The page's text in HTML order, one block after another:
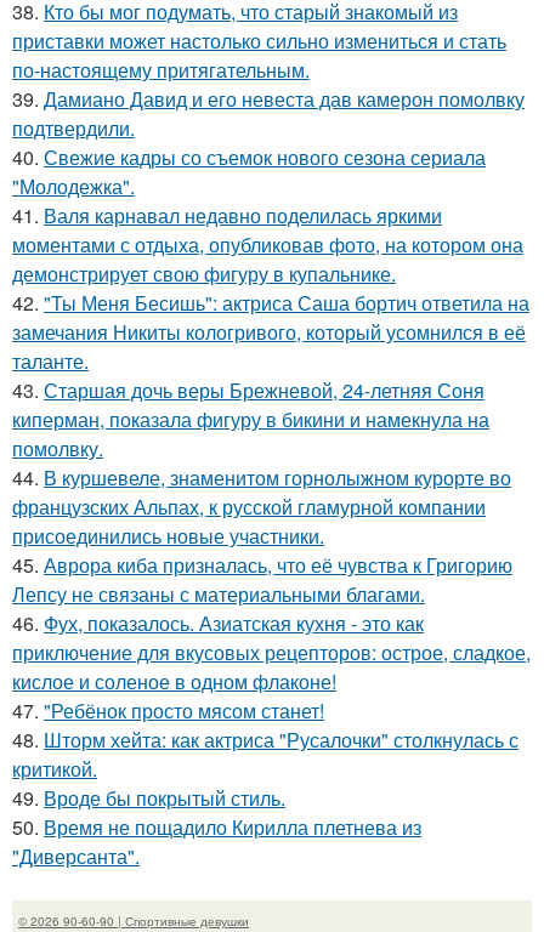
38. Кто бы мог подумать, что старый знакомый из
приставки может настолько сильно измениться и стать
по-настоящему притягательным.
39. Дамиано Давид и его невеста дав камерон помолвку
подтвердили.
40. Свежие кадры со съемок нового сезона сериала
"Молодежка".
41. Валя карнавал недавно поделилась яркими
моментами с отдыха, опубликовав фото, на котором она
демонстрирует свою фигуру в купальнике.
42. "Ты Меня Бесишь": актриса Саша бортич ответила на
замечания Никиты кологривого, который усомнился в её
таланте.
43. Старшая дочь веры Брежневой, 24-летняя Соня
киперман, показала фигуру в бикини и намекнула на
помолвку.
44. В куршевеле, знаменитом горнолыжном курорте во
французских Альпах, к русской гламурной компании
присоединились новые участники.
45. Аврора киба призналась, что её чувства к Григорию
Лепсу не связаны с материальными благами.
46. Фух, показалось. Азиатская кухня - это как
приключение для вкусовых рецепторов: острое, сладкое,
кислое и соленое в одном флаконе!
47. "Ребёнок просто мясом станет!
48. Шторм хейта: как актриса "Русалочки" столкнулась с
критикой.
49. Вроде бы покрытый стиль.
50. Время не пощадило Кирилла плетнева из
"Диверсанта".
© 2026 90-60-90 | Спортивные девушки